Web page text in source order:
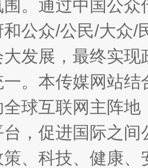
。通过中国公
和公众/公民/大众
大发展，最终实
。本传媒网站
球互联网主阵
，促进国际之
、科技、健康